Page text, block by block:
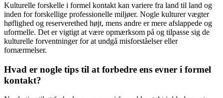
Kulturelle forskelle i formel kontakt kan variere fra land til land og
inden for forskellige professionelle miljøer. Nogle kulturer vægter
høflighed og reserverethed højt, mens andre er mere afslappede og
uformelle. Det er vigtigt at være opmærksom på og tilpasse sig de
kulturelle forventninger for at undgå misforståelser eller
fornærmelser.
Hvad er nogle tips til at forbedre ens evner i formel
kontakt?